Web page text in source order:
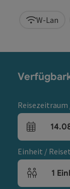
W-Lan
Reisezeitraum
An- und
Einheit /
1